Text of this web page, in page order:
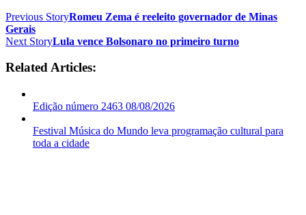
Previous StoryRomeu Zema é reeleito governador de Minas
Gerais
Next StoryLula vence Bolsonaro no primeiro turno
Related Articles:
Edição número 2463 08/08/2026
Festival Música do Mundo leva programação cultural para
toda a cidade